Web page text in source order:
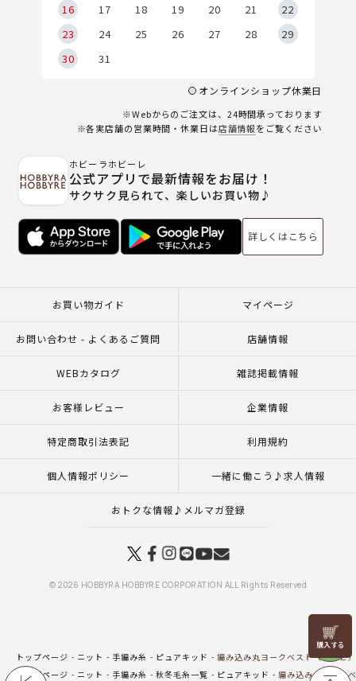
リリヤン
フェア
16
17 18 19 20 21
22
23
24 25 26 27 28
29
30
31
オンラインショップ休業日
※Webからのご注文は、24時間承っております
※各実店舗の営業時間・休業日は店舗情報をご覧ください
ホビーラホビーレ
公式アプリで最新情報をお届け！
サクサク見られて、楽しいお買い物♪
詳しくはこちら
お買い物ガイド マイページ
お問い合わせ - よくあるご質問 店舗情報
WEBカタログ 雑誌掲載情報
お客様レビュー 企業情報
特定商取引法表記 利用規約
個人情報ポリシー 一緒に働こう♪求人情報
おトクな情報♪メルマガ登録
© 2026 HOBBYRA HOBBYRE CORPORATION ALL Rights Reserved
トップページ ニット 手編み糸 ピュアキッド
編み込み丸ヨークベスト（レシピ）
トップページ
ニット 手編み糸 秋冬毛糸一覧 ピュアキッド 編み込み丸ヨーク